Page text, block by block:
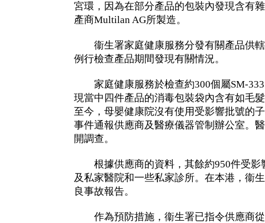
宮環，因為在部分產品的包裝內發現含有
產商Multilan AG所製造。
衞生署家庭健康服務分發有關產品供轄
例行檢查產品期間發現有關情況。
家庭健康服務於檢查約300個屬SM-
現當中四件產品的消毒包裝袋內含有如毛
至今，母嬰健康院沒有使用受影響批號的
事件通報供應商及醫療儀器管制辦公室。
開調查。
根據供應商的資料，其餘約950件受影
及私家醫院和一些私家診所。在本港，衞
良事故報告。
作為預防措施，衞生署已指令供應商從